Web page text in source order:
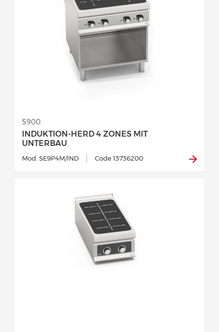
INDUKTION-HERD 4 ZONES MIT
UNTERBAU
S900
Mod. SE9P4M/IND Code 13736200